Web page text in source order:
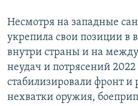
Несмотря на западные
укрепила свои позиции в
внутри страны и на
неудач и потрясений
стабилизировали фронт
нехватки оружия,